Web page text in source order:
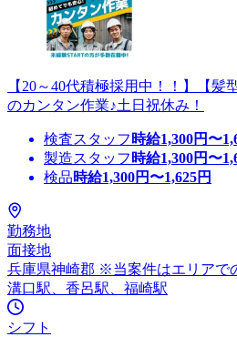
【20～40代積極採用中！！】【
のカンタン作業♪土日祝休み！
検査スタッフ 時給1,300円〜
製造スタッフ 時給1,300円〜
検品時給1,300円〜1,625円
勤務地
面接地
兵庫県神崎郡 ※当案件はエリアで
溝口駅、香呂駅、福崎駅
シフト